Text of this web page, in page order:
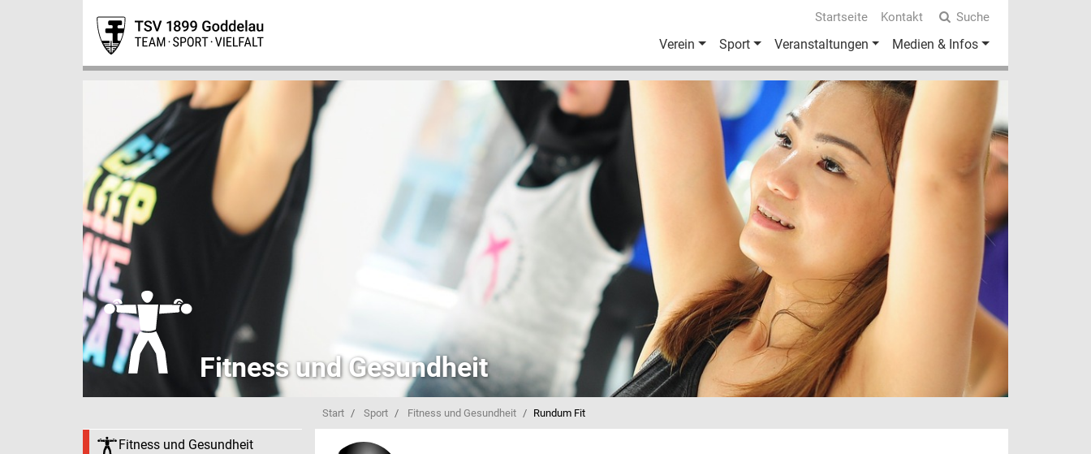
Startseite Kontakt Suche
Verein Sport Veranstaltungen Medien & Infos
Fitness und Gesundheit
Start Sport Fitness und Gesundheit Rundum Fit
Fitness und Gesundheit